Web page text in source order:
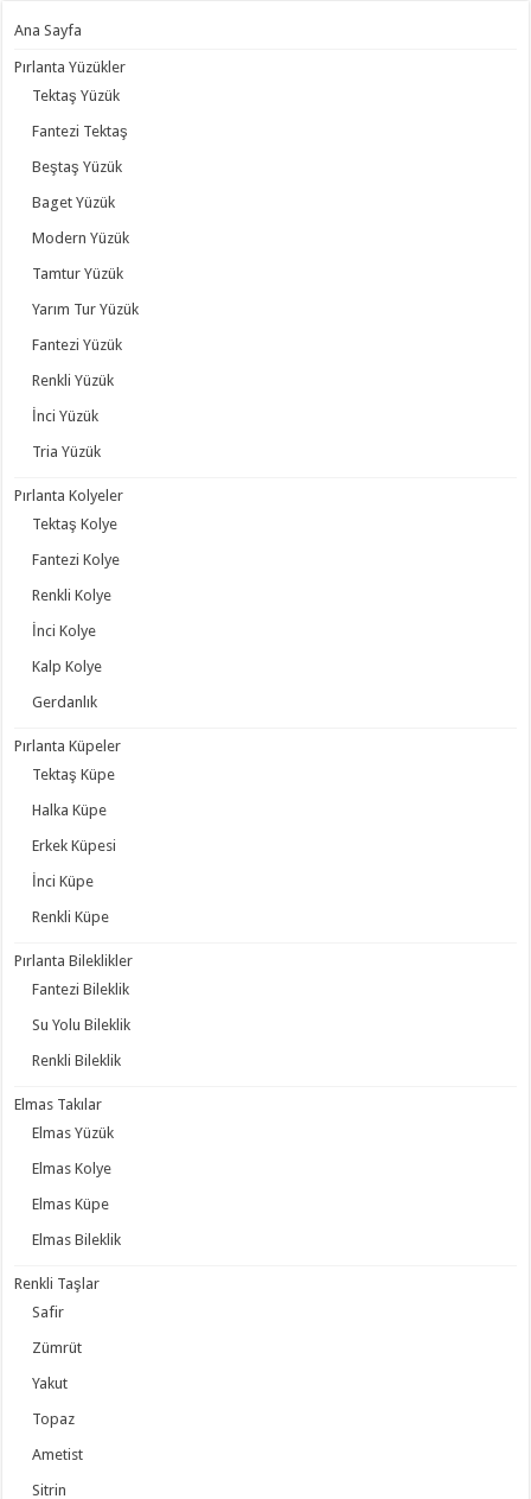
Ana Sayfa
Pırlanta Yüzükler
Tektaş Yüzük
Fantezi Tektaş
Beştaş Yüzük
Baget Yüzük
Modern Yüzük
Tamtur Yüzük
Yarım Tur Yüzük
Fantezi Yüzük
Renkli Yüzük
İnci Yüzük
Tria Yüzük
Pırlanta Kolyeler
Tektaş Kolye
Fantezi Kolye
Renkli Kolye
İnci Kolye
Kalp Kolye
Gerdanlık
Pırlanta Küpeler
Tektaş Küpe
Halka Küpe
Erkek Küpesi
İnci Küpe
Renkli Küpe
Pırlanta Bileklikler
Fantezi Bileklik
Su Yolu Bileklik
Renkli Bileklik
Elmas Takılar
Elmas Yüzük
Elmas Kolye
Elmas Küpe
Elmas Bileklik
Renkli Taşlar
Safir
Zümrüt
Yakut
Topaz
Ametist
Sitrin